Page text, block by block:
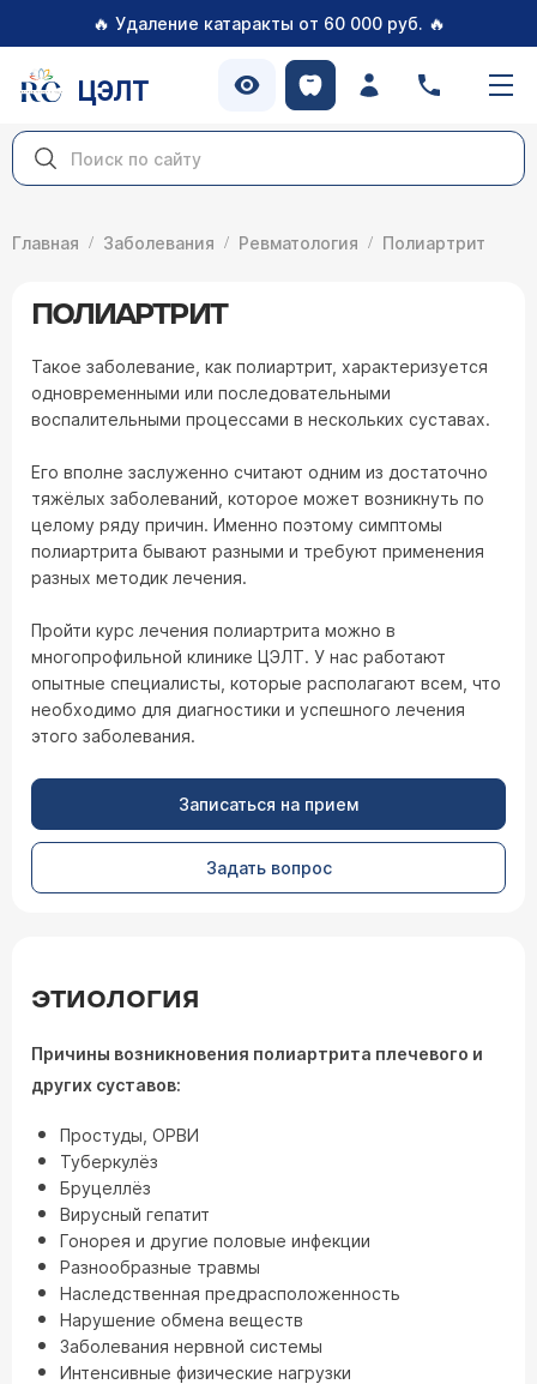
🔥 Удаление катаракты от 60 000 руб. 🔥
ЦЭЛТ
Главная Заболевания Ревматология Полиартрит
ПОЛИАРТРИТ
Такое заболевание, как полиартрит, характеризуется
одновременными или последовательными
воспалительными процессами в нескольких суставах.
Его вполне заслуженно считают одним из достаточно
тяжёлых заболеваний, которое может возникнуть по
целому ряду причин. Именно поэтому симптомы
полиартрита бывают разными и требуют применения
разных методик лечения.
Пройти курс лечения полиартрита можно в
многопрофильной клинике ЦЭЛТ. У нас работают
опытные специалисты, которые располагают всем, что
необходимо для диагностики и успешного лечения
этого заболевания.
Записаться на прием
Задать вопрос
ЭТИОЛОГИЯ
Причины возникновения полиартрита плечевого и
других суставов:
Простуды, ОРВИ
Туберкулёз
Бруцеллёз
Вирусный гепатит
Гонорея и другие половые инфекции
Разнообразные травмы
Наследственная предрасположенность
Нарушение обмена веществ
Заболевания нервной системы
Интенсивные физические нагрузки